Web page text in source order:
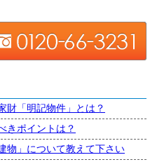
財「明記物件」とは？
きポイントは？
物」について教えて下さい